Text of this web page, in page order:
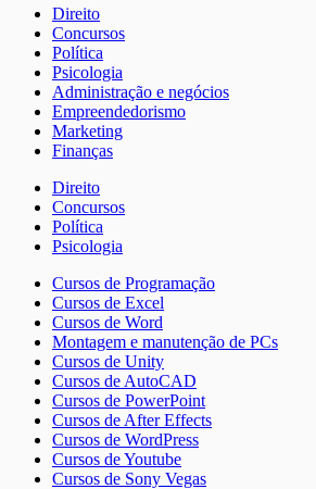
Direito
Concursos
Política
Psicologia
Administração e negócios
Empreendedorismo
Marketing
Finanças
Direito
Concursos
Política
Psicologia
Cursos de Programação
Cursos de Excel
Cursos de Word
Montagem e manutenção de PCs
Cursos de Unity
Cursos de AutoCAD
Cursos de PowerPoint
Cursos de After Effects
Cursos de WordPress
Cursos de Youtube
Cursos de Sony Vegas